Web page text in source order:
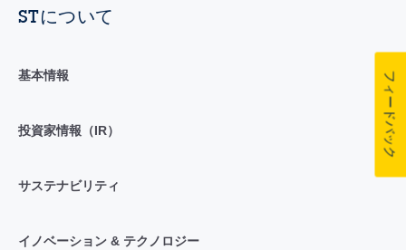
STについて
基本情報
投資家情報（IR）
サステナビリティ
イノベーション & テクノロジー
フィードバック